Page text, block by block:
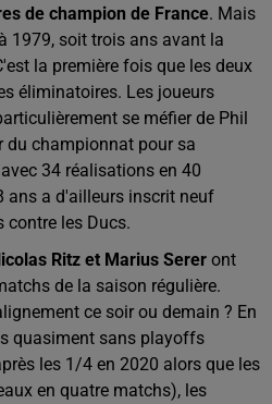
de champion de France. Mais
1979, soit trois ans avant la
la première fois que les deux
éliminatoires. Les joueurs
se méfier de Phil
du championnat pour sa
34 réalisations en 40
ans a d'ailleurs inscrit neuf
contre les Ducs.
Ritz et Marius Serer ont
de la saison régulière.
ce soir ou demain ? En
quasiment sans playoffs
les 1/4 en 2020 alors que les
en quatre matchs), les